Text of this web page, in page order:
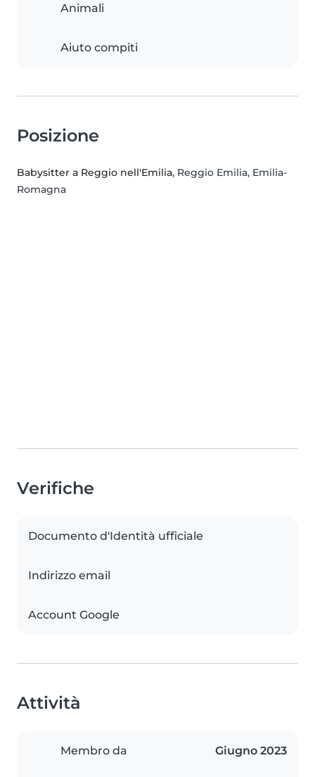
Animali
Aiuto compiti
Posizione
Babysitter a Reggio nell'Emilia, Reggio Emilia, Emilia-
Romagna
Verifiche
Documento d'Identità ufficiale
Indirizzo email
Account Google
Attività
Membro da Giugno 2023